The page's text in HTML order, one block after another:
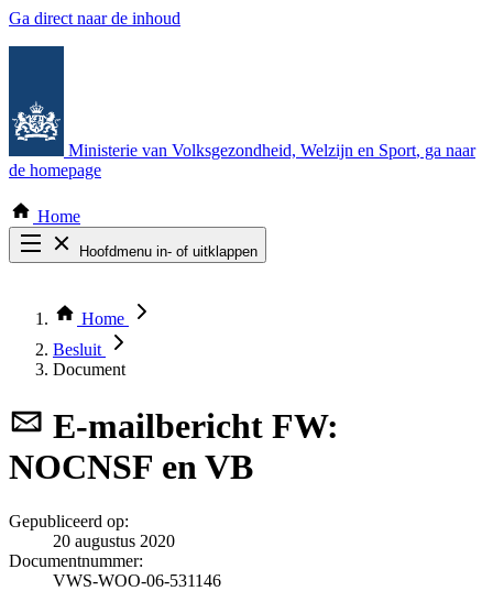
Ga direct naar de inhoud
Ministerie van Volksgezondheid, Welzijn en Sport, ga naar
de homepage
Home
Hoofdmenu in- of uitklappen
Thema COVID-19
Bekijk per bestuursorgaan
Home
Besluit
Document
E-mailbericht FW:
NOCNSF en VB
Gepubliceerd op:
20 augustus 2020
Documentnummer:
VWS-WOO-06-531146